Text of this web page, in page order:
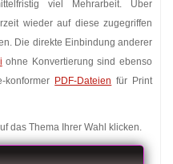
viel Mehrarbeit. Über
wieder auf diese zugegriffen
Die direkte Einbindung anderer
ohne Konvertierung sind ebenso
konformer PDF-Dateien für Print
das Thema Ihrer Wahl klicken.